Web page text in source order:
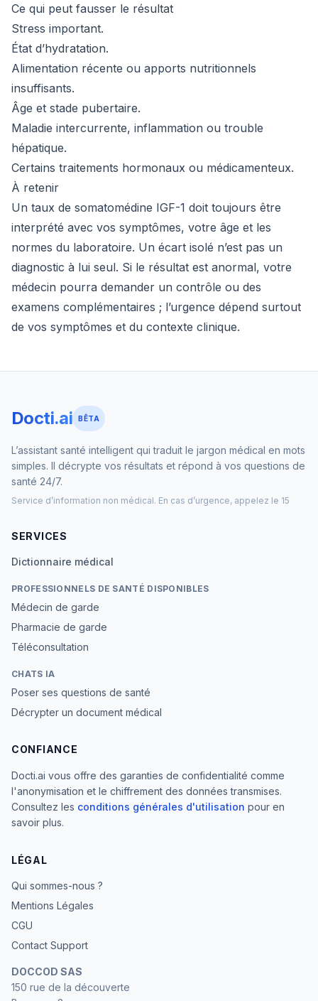
Ce qui peut fausser le résultat
Stress important.
État d’hydratation.
Alimentation récente ou apports nutritionnels
insuffisants.
Âge et stade pubertaire.
Maladie intercurrente, inflammation ou trouble
hépatique.
Certains traitements hormonaux ou médicamenteux.
À retenir
Un taux de somatomédine IGF-1 doit toujours être
interprété avec vos symptômes, votre âge et les
normes du laboratoire. Un écart isolé n’est pas un
diagnostic à lui seul. Si le résultat est anormal, votre
médecin pourra demander un contrôle ou des
examens complémentaires ; l’urgence dépend surtout
de vos symptômes et du contexte clinique.
Docti.ai BÊTA
L’assistant santé intelligent qui traduit le jargon médical en mots
simples. Il décrypte vos résultats et répond à vos questions de
santé 24/7.
Service d’information non médical. En cas d’urgence, appelez le 15
SERVICES
Dictionnaire médical
PROFESSIONNELS DE SANTÉ DISPONIBLES
Médecin de garde
Pharmacie de garde
Téléconsultation
CHATS IA
Poser ses questions de santé
Décrypter un document médical
CONFIANCE
Docti.ai vous offre des garanties de confidentialité comme
l'anonymisation et le chiffrement des données transmises.
Consultez les conditions générales d'utilisation pour en
savoir plus.
LÉGAL
Qui sommes-nous ?
Mentions Légales
CGU
Contact Support
DOCCOD SAS
150 rue de la découverte